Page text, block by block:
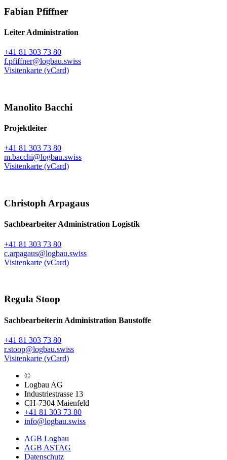
Fabian Pfiffner
Leiter Administration
+41 81 303 73 80
f.pfiffner@logbau.swiss
Visitenkarte (vCard)
Manolito Bacchi
Projektleiter
+41 81 303 73 80
m.bacchi@logbau.swiss
Visitenkarte (vCard)
Christoph Arpagaus
Sachbearbeiter Administration Logistik
+41 81 303 73 80
c.arpagaus@logbau.swiss
Visitenkarte (vCard)
Regula Stoop
Sachbearbeiterin Administration Baustoffe
+41 81 303 73 80
r.stoop@logbau.swiss
Visitenkarte (vCard)
©
Logbau AG
Industriestrasse 13
CH-7304 Maienfeld
+41 81 303 73 80
info@logbau.swiss
AGB Logbau
AGB ASTAG
Datenschutz